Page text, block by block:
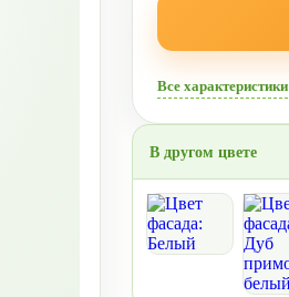
Все характеристики
В другом цвете